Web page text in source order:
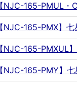
【NJC-165-PMUL
【NJC-165-PMX】
【NJC-165-PMXUL
【NJC-165-PMY】